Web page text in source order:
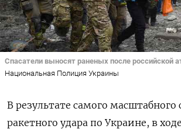
Спасатели выносят раненых после российской
Национальная Полиция Украины
В результате самого масштабного
ракетного удара по Украине, в